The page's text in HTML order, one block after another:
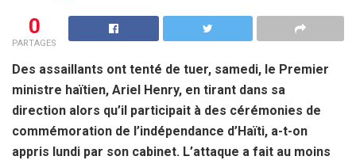
0
PARTAGES
Des assaillants ont tenté de tuer, samedi, le Premier
ministre haïtien, Ariel Henry, en tirant dans sa
direction alors qu’il participait à des cérémonies de
commémoration de l’indépendance d’Haïti, a-t-on
appris lundi par son cabinet. L’attaque a fait au moins